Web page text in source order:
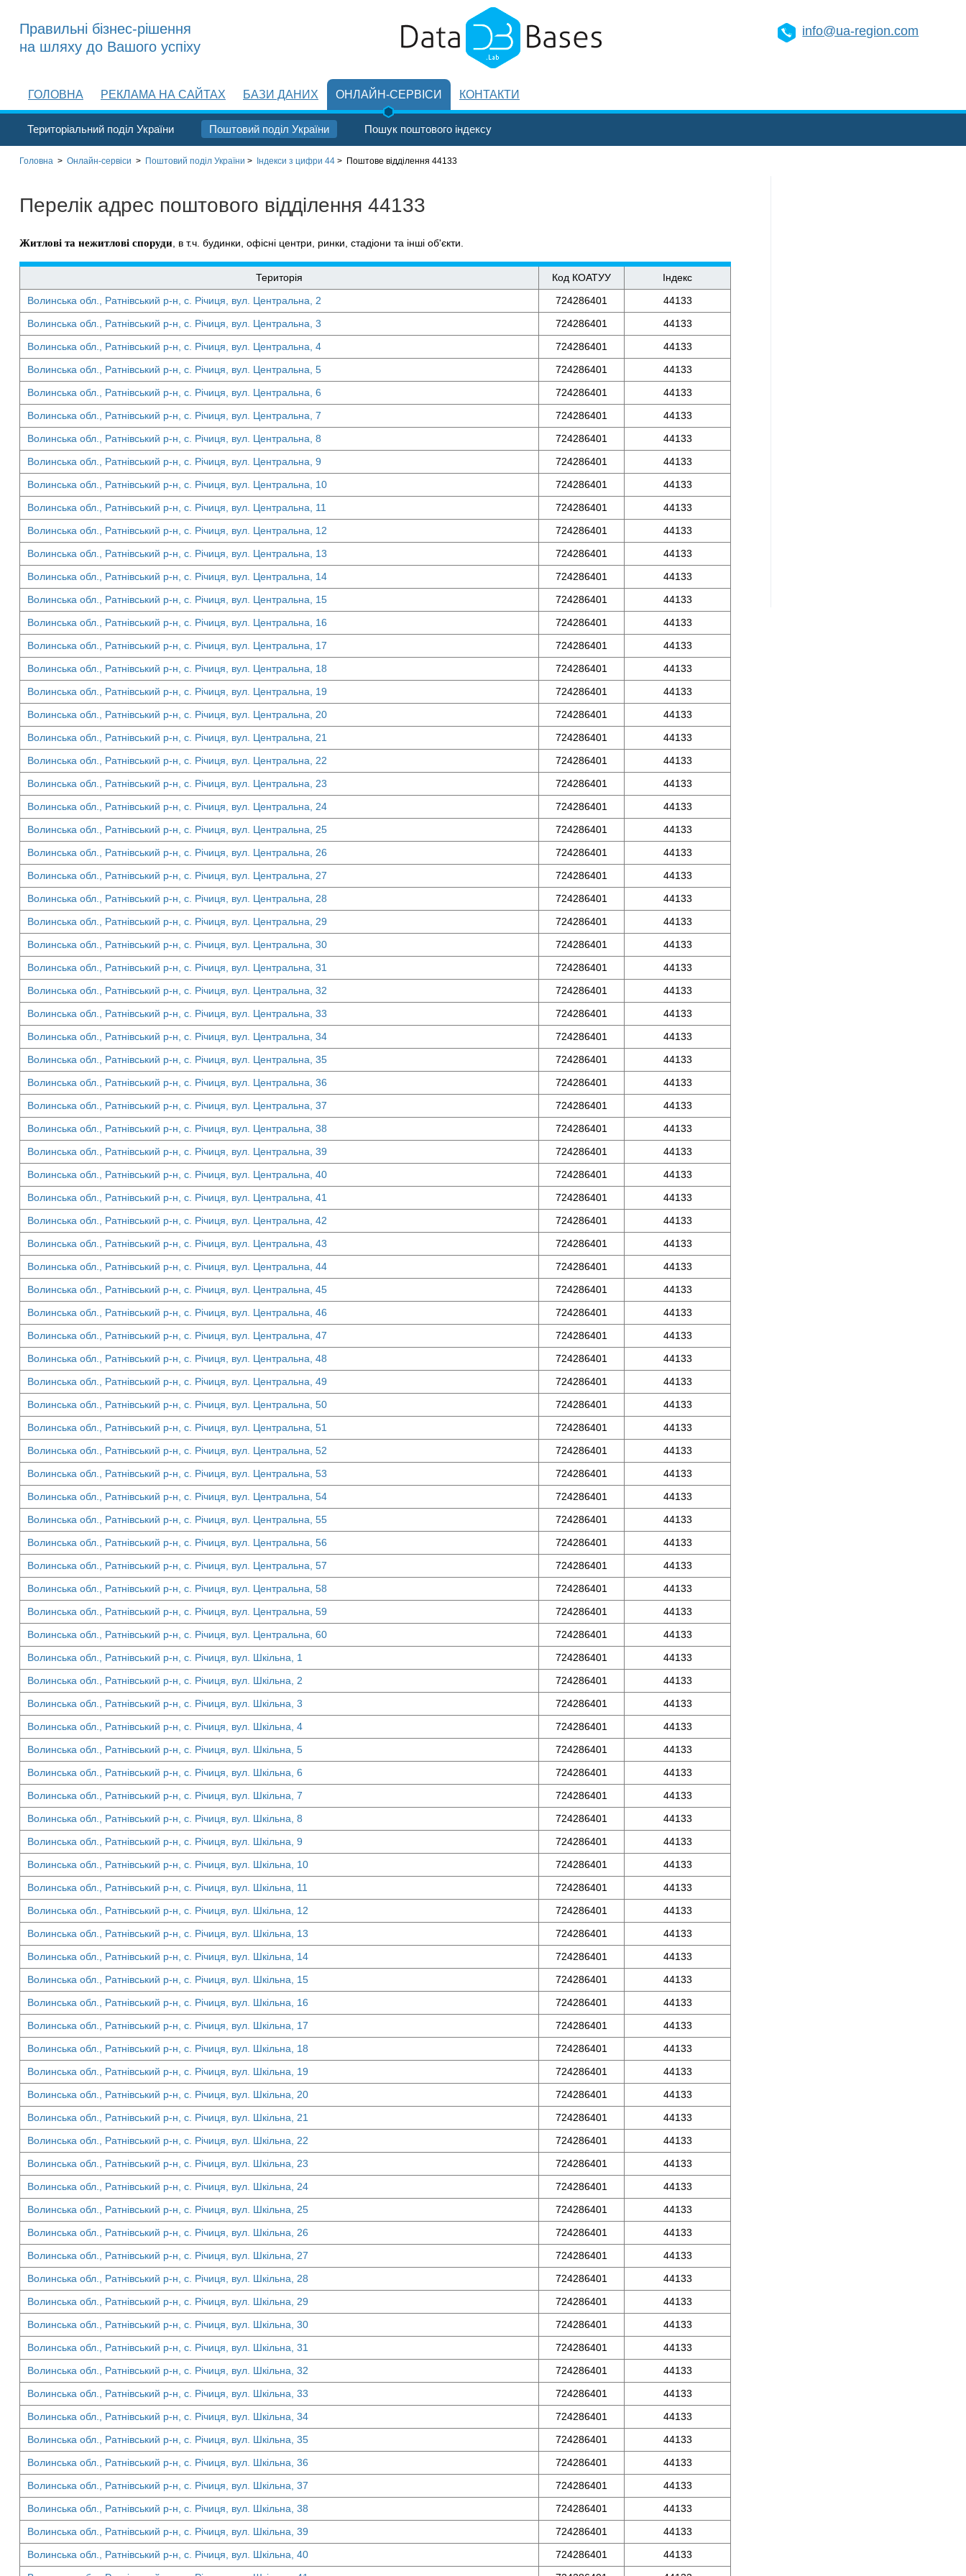
info@ua-region.com
Правильні бізнес-рішення
на шляху до Вашого успіху
ГОЛОВНА РЕКЛАМА НА САЙТАХ БАЗИ ДАНИХ ОНЛАЙН-СЕРВІСИ
Територіальний поділ України Поштовий поділ України Пошук поштового індексу
КОНТАКТИ
Головна > Онлайн-сервіси > Поштовий поділ України > Індекси з цифри 44 > Поштове відділення 44133
Перелік адрес поштового відділення 44133
Житлові та нежитлові споруди , в т.ч. будинки, офісні центри, ринки, стадіони та інші об'єкти.
Територія Код КОАТУУ
Індекс
Волинська обл., Ратнівський р-н, с. Річиця, вул. Центральна, 2
724286401
44133
Волинська обл., Ратнівський р-н, с. Річиця, вул. Центральна, 3
724286401
44133
Волинська обл., Ратнівський р-н, с. Річиця, вул. Центральна, 4
724286401
44133
Волинська обл., Ратнівський р-н, с. Річиця, вул. Центральна, 5
724286401
44133
Волинська обл., Ратнівський р-н, с. Річиця, вул. Центральна, 6
724286401
44133
Волинська обл., Ратнівський р-н, с. Річиця, вул. Центральна, 7
724286401
44133
Волинська обл., Ратнівський р-н, с. Річиця, вул. Центральна, 8
724286401
44133
Волинська обл., Ратнівський р-н, с. Річиця, вул. Центральна, 9
724286401
44133
Волинська обл., Ратнівський р-н, с. Річиця, вул. Центральна, 10
724286401
44133
Волинська обл., Ратнівський р-н, с. Річиця, вул. Центральна, 11
724286401
44133
Волинська обл., Ратнівський р-н, с. Річиця, вул. Центральна, 12
724286401
44133
Волинська обл., Ратнівський р-н, с. Річиця, вул. Центральна, 13
724286401
44133
Волинська обл., Ратнівський р-н, с. Річиця, вул. Центральна, 14
724286401
44133
Волинська обл., Ратнівський р-н, с. Річиця, вул. Центральна, 15
724286401
44133
Волинська обл., Ратнівський р-н, с. Річиця, вул. Центральна, 16
724286401
44133
Волинська обл., Ратнівський р-н, с. Річиця, вул. Центральна, 17
724286401
44133
Волинська обл., Ратнівський р-н, с. Річиця, вул. Центральна, 18
724286401
44133
Волинська обл., Ратнівський р-н, с. Річиця, вул. Центральна, 19
724286401
44133
Волинська обл., Ратнівський р-н, с. Річиця, вул. Центральна, 20
724286401
44133
Волинська обл., Ратнівський р-н, с. Річиця, вул. Центральна, 21
724286401
44133
Волинська обл., Ратнівський р-н, с. Річиця, вул. Центральна, 22
724286401
44133
Волинська обл., Ратнівський р-н, с. Річиця, вул. Центральна, 23
724286401
44133
Волинська обл., Ратнівський р-н, с. Річиця, вул. Центральна, 24
724286401
44133
Волинська обл., Ратнівський р-н, с. Річиця, вул. Центральна, 25
724286401
44133
Волинська обл., Ратнівський р-н, с. Річиця, вул. Центральна, 26
724286401
44133
Волинська обл., Ратнівський р-н, с. Річиця, вул. Центральна, 27
724286401
44133
Волинська обл., Ратнівський р-н, с. Річиця, вул. Центральна, 28
724286401
44133
Волинська обл., Ратнівський р-н, с. Річиця, вул. Центральна, 29
724286401
44133
Волинська обл., Ратнівський р-н, с. Річиця, вул. Центральна, 30
724286401
44133
Волинська обл., Ратнівський р-н, с. Річиця, вул. Центральна, 31
724286401
44133
Волинська обл., Ратнівський р-н, с. Річиця, вул. Центральна, 32
724286401
44133
Волинська обл., Ратнівський р-н, с. Річиця, вул. Центральна, 33
724286401
44133
Волинська обл., Ратнівський р-н, с. Річиця, вул. Центральна, 34
724286401
44133
Волинська обл., Ратнівський р-н, с. Річиця, вул. Центральна, 35
724286401
44133
Волинська обл., Ратнівський р-н, с. Річиця, вул. Центральна, 36
724286401
44133
Волинська обл., Ратнівський р-н, с. Річиця, вул. Центральна, 37
724286401
44133
Волинська обл., Ратнівський р-н, с. Річиця, вул. Центральна, 38
724286401
44133
Волинська обл., Ратнівський р-н, с. Річиця, вул. Центральна, 39
724286401
44133
Волинська обл., Ратнівський р-н, с. Річиця, вул. Центральна, 40
724286401
44133
Волинська обл., Ратнівський р-н, с. Річиця, вул. Центральна, 41
724286401
44133
Волинська обл., Ратнівський р-н, с. Річиця, вул. Центральна, 42
724286401
44133
Волинська обл., Ратнівський р-н, с. Річиця, вул. Центральна, 43
724286401
44133
Волинська обл., Ратнівський р-н, с. Річиця, вул. Центральна, 44
724286401
44133
Волинська обл., Ратнівський р-н, с. Річиця, вул. Центральна, 45
724286401
44133
Волинська обл., Ратнівський р-н, с. Річиця, вул. Центральна, 46
724286401
44133
Волинська обл., Ратнівський р-н, с. Річиця, вул. Центральна, 47
724286401
44133
Волинська обл., Ратнівський р-н, с. Річиця, вул. Центральна, 48
724286401
44133
Волинська обл., Ратнівський р-н, с. Річиця, вул. Центральна, 49
724286401
44133
Волинська обл., Ратнівський р-н, с. Річиця, вул. Центральна, 50
724286401
44133
Волинська обл., Ратнівський р-н, с. Річиця, вул. Центральна, 51
724286401
44133
Волинська обл., Ратнівський р-н, с. Річиця, вул. Центральна, 52
724286401
44133
Волинська обл., Ратнівський р-н, с. Річиця, вул. Центральна, 53
724286401
44133
Волинська обл., Ратнівський р-н, с. Річиця, вул. Центральна, 54
724286401
44133
Волинська обл., Ратнівський р-н, с. Річиця, вул. Центральна, 55
724286401
44133
Волинська обл., Ратнівський р-н, с. Річиця, вул. Центральна, 56
724286401
44133
Волинська обл., Ратнівський р-н, с. Річиця, вул. Центральна, 57
724286401
44133
Волинська обл., Ратнівський р-н, с. Річиця, вул. Центральна, 58
724286401
44133
Волинська обл., Ратнівський р-н, с. Річиця, вул. Центральна, 59
724286401
44133
Волинська обл., Ратнівський р-н, с. Річиця, вул. Центральна, 60
724286401
44133
Волинська обл., Ратнівський р-н, с. Річиця, вул. Шкільна, 1
724286401
44133
Волинська обл., Ратнівський р-н, с. Річиця, вул. Шкільна, 2
724286401
44133
Волинська обл., Ратнівський р-н, с. Річиця, вул. Шкільна, 3
724286401
44133
Волинська обл., Ратнівський р-н, с. Річиця, вул. Шкільна, 4
724286401
44133
Волинська обл., Ратнівський р-н, с. Річиця, вул. Шкільна, 5
724286401
44133
Волинська обл., Ратнівський р-н, с. Річиця, вул. Шкільна, 6
724286401
44133
Волинська обл., Ратнівський р-н, с. Річиця, вул. Шкільна, 7
724286401
44133
Волинська обл., Ратнівський р-н, с. Річиця, вул. Шкільна, 8
724286401
44133
Волинська обл., Ратнівський р-н, с. Річиця, вул. Шкільна, 9
724286401
44133
Волинська обл., Ратнівський р-н, с. Річиця, вул. Шкільна, 10
724286401
44133
Волинська обл., Ратнівський р-н, с. Річиця, вул. Шкільна, 11
724286401
44133
Волинська обл., Ратнівський р-н, с. Річиця, вул. Шкільна, 12
724286401
44133
Волинська обл., Ратнівський р-н, с. Річиця, вул. Шкільна, 13
724286401
44133
Волинська обл., Ратнівський р-н, с. Річиця, вул. Шкільна, 14
724286401
44133
Волинська обл., Ратнівський р-н, с. Річиця, вул. Шкільна, 15
724286401
44133
Волинська обл., Ратнівський р-н, с. Річиця, вул. Шкільна, 16
724286401
44133
Волинська обл., Ратнівський р-н, с. Річиця, вул. Шкільна, 17
724286401
44133
Волинська обл., Ратнівський р-н, с. Річиця, вул. Шкільна, 18
724286401
44133
Волинська обл., Ратнівський р-н, с. Річиця, вул. Шкільна, 19
724286401
44133
Волинська обл., Ратнівський р-н, с. Річиця, вул. Шкільна, 20
724286401
44133
Волинська обл., Ратнівський р-н, с. Річиця, вул. Шкільна, 21
724286401
44133
Волинська обл., Ратнівський р-н, с. Річиця, вул. Шкільна, 22
724286401
44133
Волинська обл., Ратнівський р-н, с. Річиця, вул. Шкільна, 23
724286401
44133
Волинська обл., Ратнівський р-н, с. Річиця, вул. Шкільна, 24
724286401
44133
Волинська обл., Ратнівський р-н, с. Річиця, вул. Шкільна, 25
724286401
44133
Волинська обл., Ратнівський р-н, с. Річиця, вул. Шкільна, 26
724286401
44133
Волинська обл., Ратнівський р-н, с. Річиця, вул. Шкільна, 27
724286401
44133
Волинська обл., Ратнівський р-н, с. Річиця, вул. Шкільна, 28
724286401
44133
Волинська обл., Ратнівський р-н, с. Річиця, вул. Шкільна, 29
724286401
44133
Волинська обл., Ратнівський р-н, с. Річиця, вул. Шкільна, 30
724286401
44133
Волинська обл., Ратнівський р-н, с. Річиця, вул. Шкільна, 31
724286401
44133
Волинська обл., Ратнівський р-н, с. Річиця, вул. Шкільна, 32
724286401
44133
Волинська обл., Ратнівський р-н, с. Річиця, вул. Шкільна, 33
724286401
44133
Волинська обл., Ратнівський р-н, с. Річиця, вул. Шкільна, 34
724286401
44133
Волинська обл., Ратнівський р-н, с. Річиця, вул. Шкільна, 35
724286401
44133
Волинська обл., Ратнівський р-н, с. Річиця, вул. Шкільна, 36
724286401
44133
Волинська обл., Ратнівський р-н, с. Річиця, вул. Шкільна, 37
724286401
44133
Волинська обл., Ратнівський р-н, с. Річиця, вул. Шкільна, 38
724286401
44133
Волинська обл., Ратнівський р-н, с. Річиця, вул. Шкільна, 39
724286401
44133
Волинська обл., Ратнівський р-н, с. Річиця, вул. Шкільна, 40
724286401
44133